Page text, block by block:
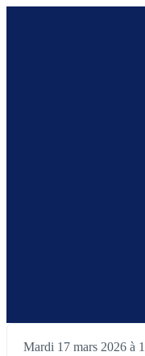
Mardi 17 mars 2026 à